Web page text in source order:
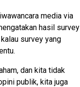
media via
hasil survey
survey yang
dan kita tidak
publik, kita juga